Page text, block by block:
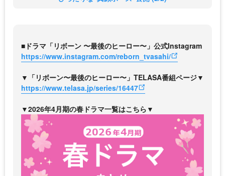
■ドラマ「リボーン 〜最後のヒーロー〜」公式Instagram
https://www.instagram.com/reborn_tvasahi/
▼「リボーン〜最後のヒーロー〜」TELASA番組ページ▼
https://www.telasa.jp/series/16447
▼2026年4月期の春ドラマ一覧はこちら▼